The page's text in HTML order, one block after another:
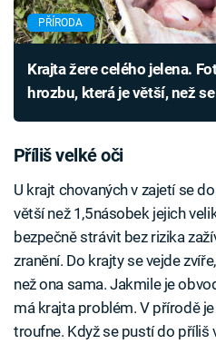
PŘÍRODA
Krajta žere celého jelena.
hrozbu, která je větší, než
Příliš velké oči
U krajt chovaných v zajetí se
větší než 1,5násobek jejich
bezpečně strávit bez rizika
zranění. Do krajty se vejde
než ona sama. Jakmile je
má krajta problém. V přírodě je
troufne. Když se pustí do příliš